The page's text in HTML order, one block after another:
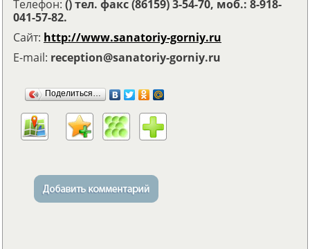
Телефон: () тел. факс (86159) 3-54-70, моб.: 8-918-
041-57-82.
Сайт: http://www.sanatoriy-gorniy.ru
E-mail: reception@sanatoriy-gorniy.ru
Поделиться…